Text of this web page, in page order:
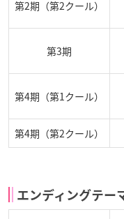
第2期（第2クール）
第3期
第4期（第1クール）
第4期（第2クール）
エンディングテー